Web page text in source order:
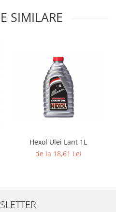
SIMILARE
Hexol Ulei Lant 1L
de la 18,61 Lei